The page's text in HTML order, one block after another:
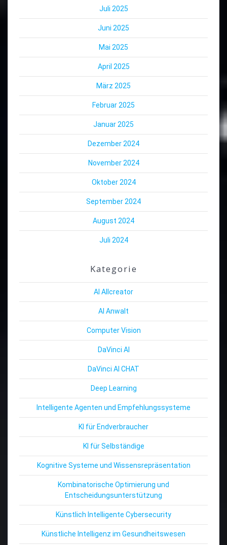
Juli 2025
Juni 2025
Mai 2025
April 2025
März 2025
Februar 2025
Januar 2025
Dezember 2024
November 2024
Oktober 2024
September 2024
August 2024
Juli 2024
Kategorie
AI Allcreator
AI Anwalt
Computer Vision
DaVinci AI
DaVinci AI CHAT
Deep Learning
Intelligente Agenten und Empfehlungssysteme
KI für Endverbraucher
KI für Selbständige
Kognitive Systeme und Wissensrepräsentation
Kombinatorische Optimierung und
Entscheidungsunterstützung
Künstlich Intelligente Cybersecurity
Künstliche Intelligenz im Gesundheitswesen